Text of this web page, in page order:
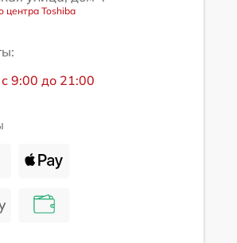
центра Toshiba
9:00 до 21:00